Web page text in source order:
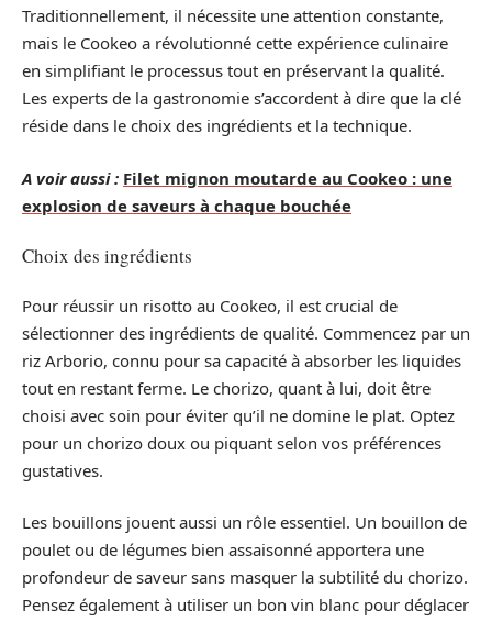
Traditionnellement, il nécessite une attention constante,
mais le Cookeo a révolutionné cette expérience culinaire
en simplifiant le processus tout en préservant la qualité.
Les experts de la gastronomie s’accordent à dire que la clé
réside dans le choix des ingrédients et la technique.
A voir aussi : Filet mignon moutarde au Cookeo : une
explosion de saveurs à chaque bouchée
Choix des ingrédients
Pour réussir un risotto au Cookeo, il est crucial de
sélectionner des ingrédients de qualité. Commencez par un
riz Arborio, connu pour sa capacité à absorber les liquides
tout en restant ferme. Le chorizo, quant à lui, doit être
choisi avec soin pour éviter qu’il ne domine le plat. Optez
pour un chorizo doux ou piquant selon vos préférences
gustatives.
Les bouillons jouent aussi un rôle essentiel. Un bouillon de
poulet ou de légumes bien assaisonné apportera une
profondeur de saveur sans masquer la subtilité du chorizo.
Pensez également à utiliser un bon vin blanc pour déglacer